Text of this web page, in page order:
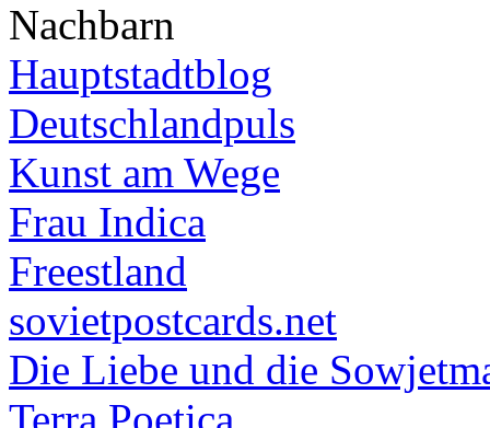
Nachbarn
Hauptstadtblog
Deutschlandpuls
Kunst am Wege
Frau Indica
Freestland
sovietpostcards.net
Die Liebe und die